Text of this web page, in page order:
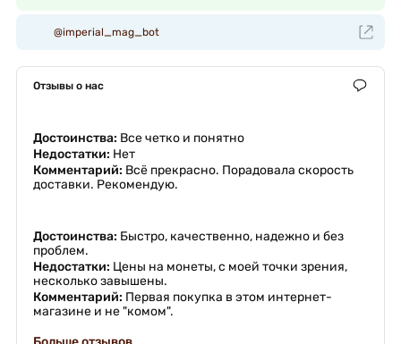
@imperial_mag_bot
Отзывы о нас
Достоинства: Все четко и понятно
Недостатки: Нет
Комментарий: Всё прекрасно. Порадовала скорость
доставки. Рекомендую.
Достоинства: Быстро, качественно, надежно и без
проблем.
Недостатки: Цены на монеты, с моей точки зрения,
несколько завышены.
Комментарий: Первая покупка в этом интернет-
магазине и не "комом".